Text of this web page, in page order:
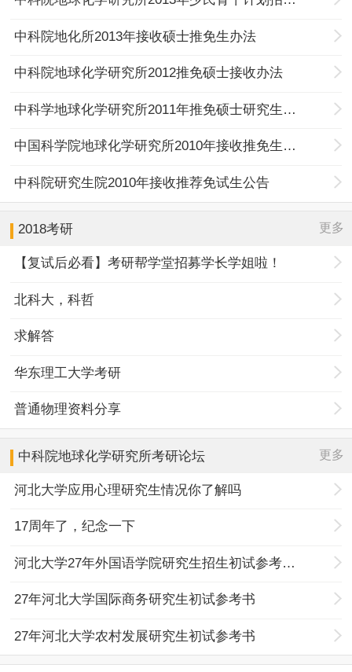
中科院地化所2013年接收硕士推免生办法
中科院地球化学研究所2012推免硕士接收办法
中科学地球化学研究所2011年推免硕士研究生办法
中国科学院地球化学研究所2010年接收推免生办法
中科院研究生院2010年接收推荐免试生公告
2018考研 更多
【复试后必看】考研帮学堂招募学长学姐啦！
北科大，科哲
求解答
华东理工大学考研
普通物理资料分享
中科院地球化学研究所考研论坛 更多
河北大学应用心理研究生情况你了解吗
17周年了，纪念一下
河北大学27年外国语学院研究生招生初试参考书目调整
27年河北大学国际商务研究生初试参考书
27年河北大学农村发展研究生初试参考书